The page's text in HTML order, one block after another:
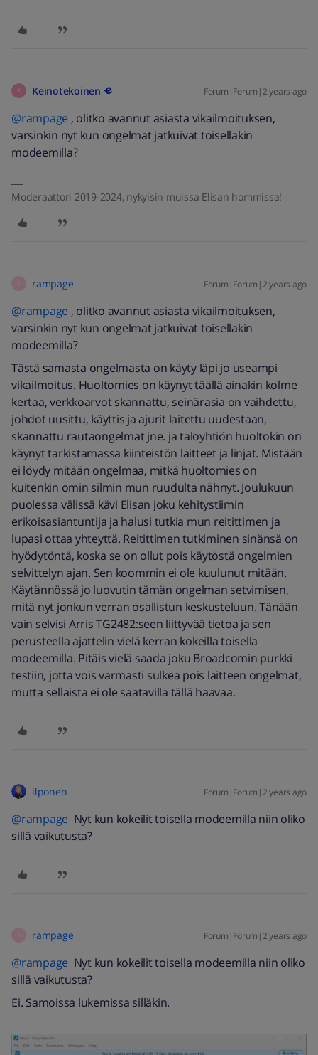
K Keinotekoinen Forum|Forum|2 years ago
@rampage , olitko avannut asiasta vikailmoituksen,
varsinkin nyt kun ongelmat jatkuivat toisellakin
modeemilla?
Moderaattori 2019-2024, nykyisin muissa Elisan hommissa!
rampage Forum|Forum|2 years ago
@rampage , olitko avannut asiasta vikailmoituksen,
varsinkin nyt kun ongelmat jatkuivat toisellakin
modeemilla?
Tästä samasta ongelmasta on käyty läpi jo useampi
vikailmoitus. Huoltomies on käynyt täällä ainakin kolme
kertaa, verkkoarvot skannattu, seinärasia on vaihdettu,
johdot uusittu, käyttis ja ajurit laitettu uudestaan,
skannattu rautaongelmat jne. ja taloyhtiön huoltokin on
käynyt tarkistamassa kiinteistön laitteet ja linjat. Mistään
ei löydy mitään ongelmaa, mitkä huoltomies on
kuitenkin omin silmin mun ruudulta nähnyt. Joulukuun
puolessa välissä kävi Elisan joku kehitystiimin
erikoisasiantuntija ja halusi tutkia mun reitittimen ja
lupasi ottaa yhteyttä. Reitittimen tutkiminen sinänsä on
hyödytöntä, koska se on ollut pois käytöstä ongelmien
selvittelyn ajan. Sen koommin ei ole kuulunut mitään.
Käytännössä jo luovutin tämän ongelman setvimisen,
mitä nyt jonkun verran osallistun keskusteluun. Tänään
vain selvisi Arris TG2482:seen liittyvää tietoa ja sen
perusteella ajattelin vielä kerran kokeilla toisella
modeemilla. Pitäis vielä saada joku Broadcomin purkki
testiin, jotta vois varmasti sulkea pois laitteen ongelmat,
mutta sellaista ei ole saatavilla tällä haavaa.
ilponen Forum|Forum|2 years ago
@rampage Nyt kun kokeilit toisella modeemilla niin oliko
sillä vaikutusta?
rampage Forum|Forum|2 years ago
@rampage Nyt kun kokeilit toisella modeemilla niin oliko
sillä vaikutusta?
Ei. Samoissa lukemissa silläkin.